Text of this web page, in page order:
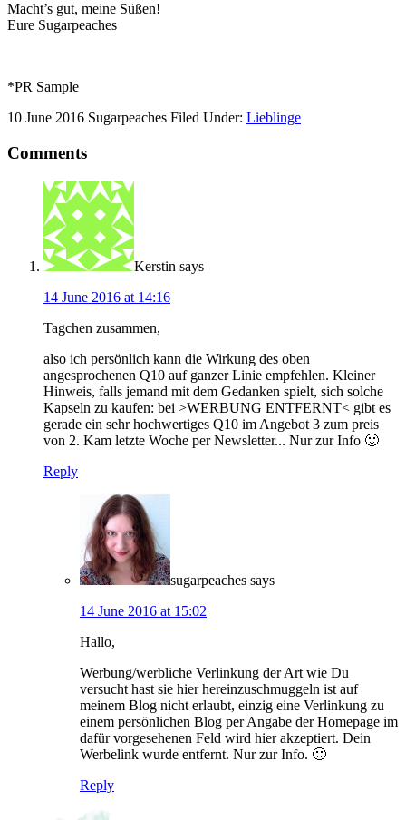
Macht’s gut, meine Süßen!
Eure Sugarpeaches
*PR Sample
10 June 2016 Sugarpeaches Filed Under: Lieblinge
Comments
Kerstin says
14 June 2016 at 14:16
Tagchen zusammen,
also ich persönlich kann die Wirkung des oben
angesprochenen Q10 auf ganzer Linie empfehlen. Kleiner
Hinweis, falls jemand mit dem Gedanken spielt, sich solche
Kapseln zu kaufen: bei >WERBUNG ENTFERNT< gibt es
gerade ein sehr hochwertiges Q10 im Angebot 3 zum preis
von 2. Kam letzte Woche per Newsletter... Nur zur Info 🙂
Reply
sugarpeaches says
14 June 2016 at 15:02
Hallo,
Werbung/werbliche Verlinkung der Art wie Du
versucht hast sie hier hereinzuschmuggeln ist auf
meinem Blog nicht erlaubt, einzig eine Verlinkung zu
einem persönlichen Blog per Angabe der Homepage im
dafür vorgesehenen Feld wird hier akzeptiert. Dein
Werbelink wurde entfernt. Nur zur Info. 🙂
Reply